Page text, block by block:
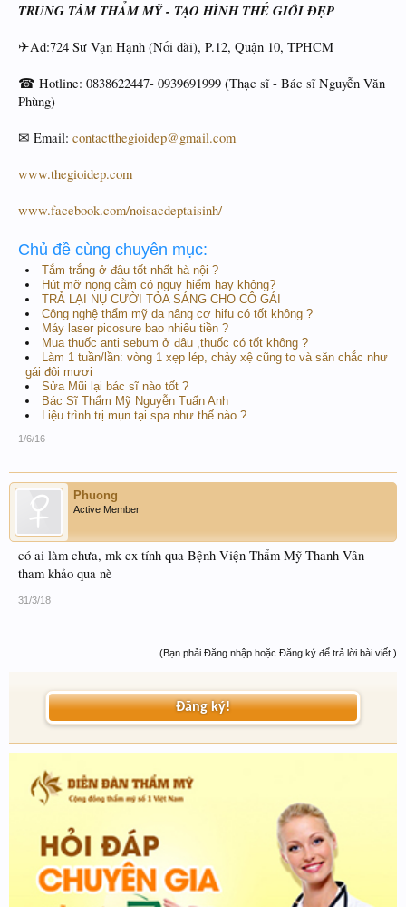
TRUNG TÂM THẨM MỸ - TẠO HÌNH THẾ GIỚI ĐẸP
✈Ad:724 Sư Vạn Hạnh (Nối dài), P.12, Quận 10, TPHCM
☎ Hotline: 0838622447- 0939691999 (Thạc sĩ - Bác sĩ Nguyễn Văn
Phùng)
✉ Email: contactthegioidep@gmail.com
www.thegioidep.com
www.facebook.com/noisacdeptaisinh/
Chủ đề cùng chuyên mục:
Tắm trắng ở đâu tốt nhất hà nội ?
Hút mỡ nọng cằm có nguy hiểm hay không?
TRẢ LẠI NỤ CƯỜI TỎA SÁNG CHO CÔ GÁI
Công nghệ thẩm mỹ da nâng cơ hifu có tốt không ?
Máy laser picosure bao nhiêu tiền ?
Mua thuốc anti sebum ở đâu ,thuốc có tốt không ?
Làm 1 tuần/lần: vòng 1 xẹp lép, chảy xệ cũng to và săn chắc như
gái đôi mươi
Sửa Mũi lại bác sĩ nào tốt ?
Bác Sĩ Thẩm Mỹ Nguyễn Tuấn Anh
Liệu trình trị mụn tại spa như thế nào ?
1/6/16
Phuong
Active Member
có ai làm chưa, mk cx tính qua Bệnh Viện Thẩm Mỹ Thanh Vân
tham khảo qua nè
31/3/18
(Bạn phải Đăng nhập hoặc Đăng ký để trả lời bài viết.)
Đăng ký!